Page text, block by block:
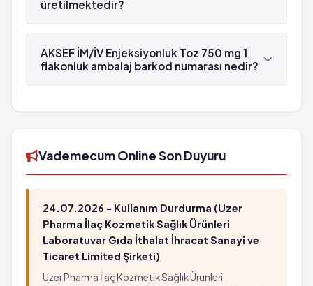
üretilmektedir?
AKSEF İM/İV Enjeksiyonluk Toz 750 mg 1 flakonluk
ambalaj , Nobel İlaç tarafından üretilmektedir.
AKSEF İM/İV Enjeksiyonluk Toz 750 mg 1
flakonluk ambalaj barkod numarası nedir?
ambalaj'in barkod numarası 8699540270510'tür.
Vademecum Online Son Duyuru
24.07.2026 - Kullanım Durdurma (Uzer
Pharma İlaç Kozmetik Sağlık Ürünleri
Laboratuvar Gıda İthalat İhracat Sanayi ve
Ticaret Limited Şirketi)
Uzer Pharma İlaç Kozmetik Sağlık Ürünleri